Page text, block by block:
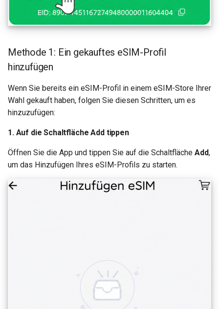
Methode 1: Ein gekauftes eSIM-Profil
hinzufügen
Wenn Sie bereits ein eSIM-Profil in einem eSIM-Store Ihrer
Wahl gekauft haben, folgen Sie diesen Schritten, um es
hinzuzufügen:
1. Auf die Schaltfläche Add tippen
Öffnen Sie die App und tippen Sie auf die Schaltfläche Add,
um das Hinzufügen Ihres eSIM-Profils zu starten.